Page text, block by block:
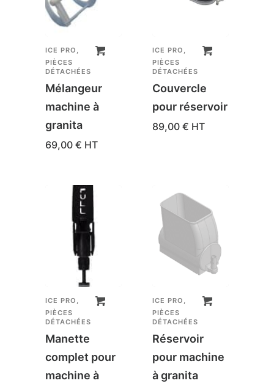
ICE PRO ,
PIÈCES
DÉTACHÉES
Mélangeur
machine à
granita
69,00 € HT
ICE PRO ,
PIÈCES
DÉTACHÉES
Couvercle
pour réservoir
89,00 € HT
ICE PRO
PIÈCES
DÉTACHÉES
Manette
complet pour
machine à
ICE PRO
PIÈCES
DÉTACHÉES
Réservoir
pour machine
à granita